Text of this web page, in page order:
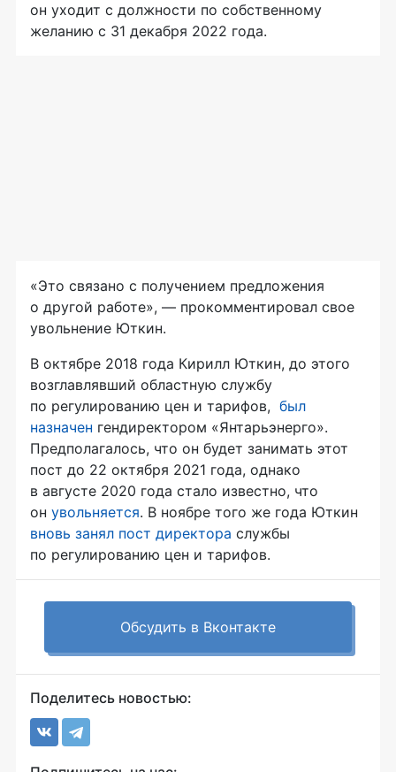
он уходит с должности по собственному
желанию с 31 декабря 2022 года.
«Это связано с получением предложения
о другой работе», — прокомментировал свое
увольнение Юткин.
В октябре 2018 года Кирилл Юткин, до этого
возглавлявший областную службу
по регулированию цен и тарифов, был
назначен гендиректором «Янтарьэнерго».
Предполагалось, что он будет занимать этот
пост до 22 октября 2021 года, однако
в августе 2020 года стало известно, что
он увольняется. В ноябре того же года Юткин
вновь занял пост директора службы
по регулированию цен и тарифов.
Обсудить в Вконтакте
Поделитесь новостью: